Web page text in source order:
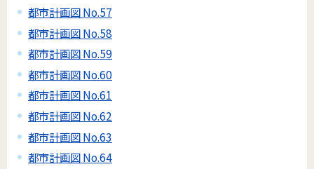
都市計画図 No.57
都市計画図 No.58
都市計画図 No.59
都市計画図 No.60
都市計画図 No.61
都市計画図 No.62
都市計画図 No.63
都市計画図 No.64